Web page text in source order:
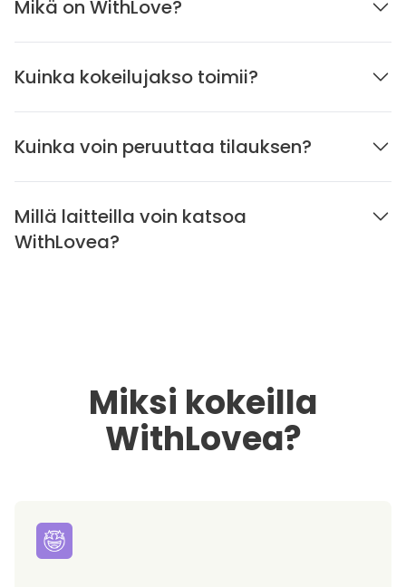
Mikä on WithLove?
Kuinka kokeilujakso toimii?
Kuinka voin peruuttaa tilauksen?
Millä laitteilla voin katsoa
WithLovea?
Miksi kokeilla
WithLovea?